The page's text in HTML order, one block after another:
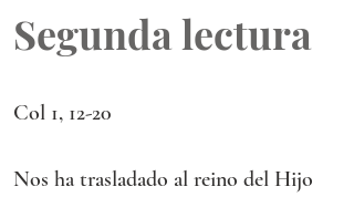
Segunda lectura
Col 1, 12-20
Nos ha trasladado al reino del Hijo